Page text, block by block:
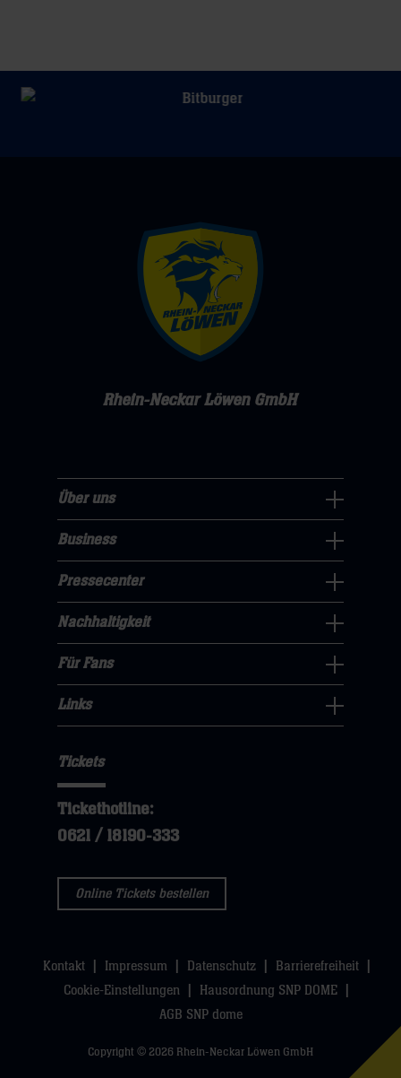
Rhein-Neckar Löwen GmbH
uns
Navigation
öffnen,
dann
klicken
sie
Über uns
Navigation
öffnen,
dann
klicken
sie
hier
Business
Navigation
öffnen,
dann
klicken
sie
Pressecenter
Nachhaltigkeit
Navigation
öffnen,
dann
klicken
sie
Nachhaltigkeit
Fans
Navigation
dann
sie
hier
Für Fans
öffnen,
dann
klicken
sie
Links
Tickets
Tickethotline:
0621 / 18190-333
Online Tickets bestellen
Kontakt Impressum Datenschutz
Barrierefreiheit
Cookie-Einstellungen
Hausordnung SNP DOME
AGB SNP dome
Copyright © 2026 Rhein-Neckar Löwen GmbH